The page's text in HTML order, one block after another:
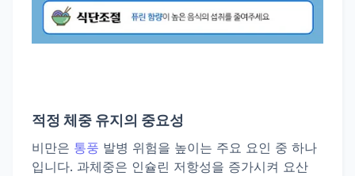
적정 체중 유지의 중요성
비만은 통풍 발병 위험을 높이는 주요 요인 중 하나
입니다. 과체중은 인슐린 저항성을 증가시켜 요산